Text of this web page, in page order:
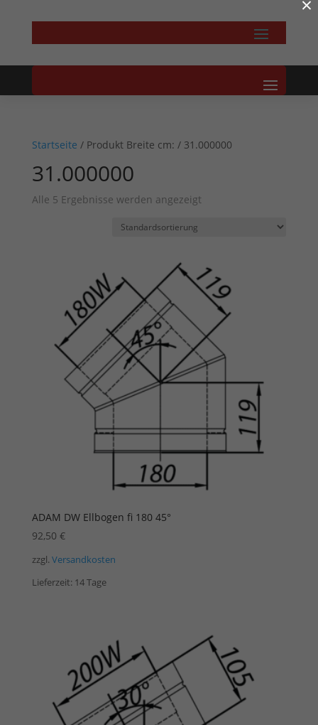
Startseite / Produkt Breite cm: / 31.000000
31.000000
Alle 5 Ergebnisse werden angezeigt
ADAM DW Ellbogen fi 180 45°
92,50 €
zzgl. Versandkosten
Lieferzeit: 14 Tage